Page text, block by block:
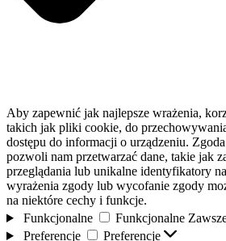
Aby zapewnić jak najlepsze wrażenia,
takich jak pliki cookie, do
dostępu do informacji o urządzeniu.
pozwoli nam przetwarzać dane, takie jak
przeglądania lub unikalne identyfikatory
wyrażenia zgody lub wycofanie zgody
na niektóre cechy i funkcje.
Funkcjonalne
Funkcjonalne
Preferencje
Preferencje